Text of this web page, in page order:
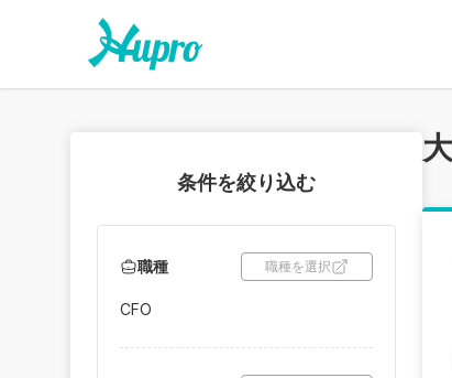
条件を絞り込む
職種 職種を選択
CFO